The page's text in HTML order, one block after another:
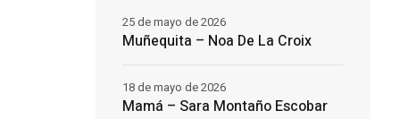
Muñequita – Noa De La Croix
25 de mayo de 2026
Mamá – Sara Montaño Escobar
18 de mayo de 2026